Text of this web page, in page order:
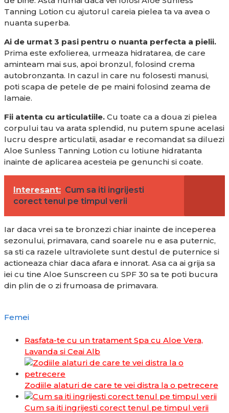
Tanning Lotion cu ajutorul careia pielea ta va avea o
nuanta superba.
Ai de urmat 3 pasi pentru o nuanta perfecta a pielii.
Prima este exfolierea, urmeaza hidratarea, de care
aminteam mai sus, apoi bronzul, folosind crema
autobronzanta. In cazul in care nu folosesti manusi,
poti scapa de petele de pe maini folosind zeama de
lamaie.
Fii atenta cu articulatiile. Cu toate ca a doua zi pielea
corpului tau va arata splendid, nu putem spune acelasi
lucru despre articulatii, asadar e recomandat sa diluezi
Aloe Sunless Tanning Lotion cu lotiune hidratanta
inainte de aplicarea acesteia pe genunchi si coate.
Interesant: Cum sa iti ingrijesti
corect tenul pe timpul verii
Iar daca vrei sa te bronzezi chiar inainte de inceperea
sezonului, primavara, cand soarele nu e asa puternic,
sa sti ca razele ultraviolete sunt destul de puternice si
actioneaza chiar daca afara e innorat. Asa ca ai grija sa
iei cu tine Aloe Sunscreen cu SPF 30 sa te poti bucura
din plin de o zi frumoasa de primavara.
Femei
Rasfata-te cu un tratament Spa cu Aloe Vera,
Lavanda si Ceai Alb
Zodiile alaturi de care te vei distra la o petrecere
Cum sa iti ingrijesti corect tenul pe timpul verii